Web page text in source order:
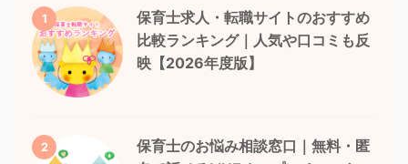
1
保育士求人・転職サイトのおすすめ
比較ランキング｜人気や口コミも反
映【2026年度版】
2
保育士のお悩み相談窓口｜無料・匿